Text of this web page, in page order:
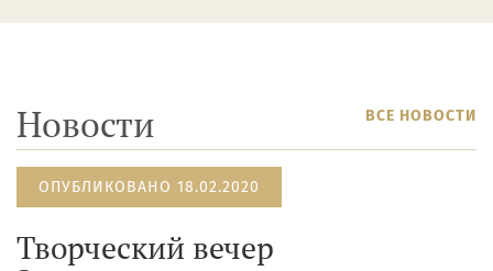
Новости ВСЕ НОВОСТИ
ОПУБЛИКОВАНО 18.02.2020
Творческий вечер